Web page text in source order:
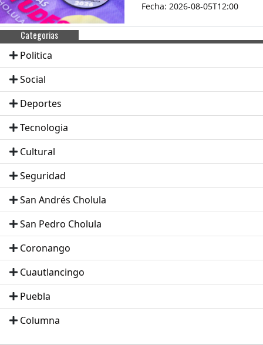
Fecha: 2026-08-05T12:00
Categorias
Politica
Social
Deportes
Tecnologia
Cultural
Seguridad
San Andrés Cholula
San Pedro Cholula
Coronango
Cuautlancingo
Puebla
Columna